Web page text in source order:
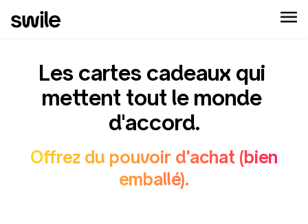
Les cartes cadeaux qui
mettent tout le monde
d'accord.
Offrez du pouvoir d'achat (bien
emballé).